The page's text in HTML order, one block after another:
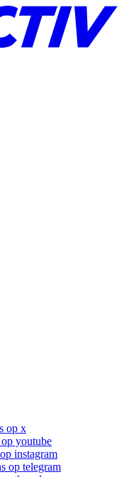
op x
youtube
instagram
op telegram